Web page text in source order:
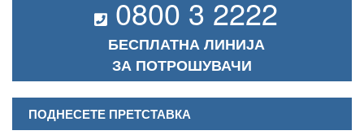
0800 3 2222
БЕСПЛАТНА ЛИНИЈА
ЗА ПОТРОШУВАЧИ
ПОДНЕСЕТЕ ПРЕТСТАВКА